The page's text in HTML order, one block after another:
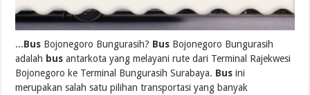
...Bus Bojonegoro Bungurasih? Bus Bojonegoro Bungurasih
adalah bus antarkota yang melayani rute dari Terminal Rajekwesi
Bojonegoro ke Terminal Bungurasih Surabaya. Bus ini
merupakan salah satu pilihan transportasi yang banyak